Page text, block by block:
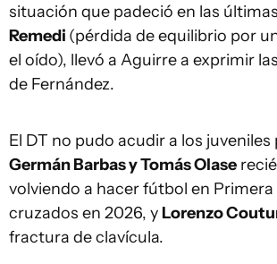
situación que padeció en las
Remedi (pérdida de equilibrio por
el oído), llevó a Aguirre a exprimir
de Fernández.
El DT no pudo acudir a los
Germán Barbas y Tomás Olase
volviendo a hacer fútbol en
cruzados en 2026, y Lorenzo
fractura de clavícula.